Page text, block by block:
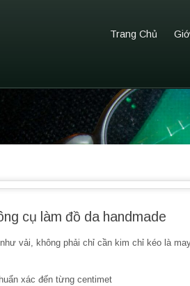
Trang Chủ
cụ làm đồ da handmade
vải, không phải chỉ cần kim chỉ kéo là
xác đến từng centimet